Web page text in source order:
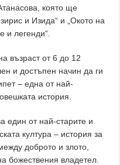
която ще
и Изида“ и „Окото на
и легенди“.
възраст от 6 до 12
и достъпен начин да ги
– една от най-
история.
един от най-старите и
култура – история за
доброто и злото,
божествения владетел.